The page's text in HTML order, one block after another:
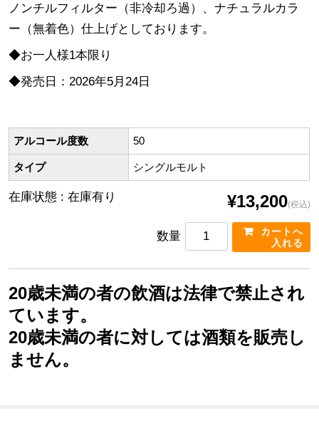
ノンチルフィルター（非冷却ろ過）、ナチュラルカラ
ー（無着色）仕上げとしております。
◆お一人様1本限り
◆発売日：2026年5月24日
アルコール度数 50
タイプ シングルモルト
在庫状態 : 在庫有り ¥13,200(税込)
数量
20歳未満の者の飲酒は法律で禁止され
ています。
20歳未満の者に対しては酒類を販売し
ません。